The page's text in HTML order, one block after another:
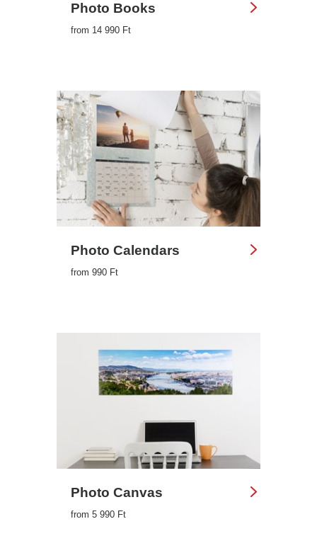
Photo Books
from 14 990 Ft
Photo Calendars
from 990 Ft
Photo Canvas
from 5 990 Ft